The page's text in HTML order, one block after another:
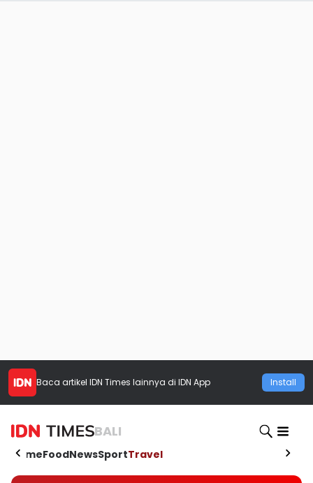
Baca artikel IDN Times lainnya di IDN App Install
BALI
HomeFoodNewsSportTravel